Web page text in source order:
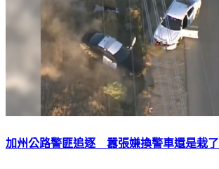
加州公路警匪追逐 囂張嫌換警車還是栽了